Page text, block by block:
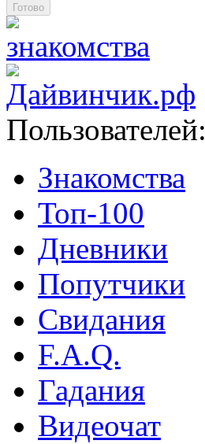
Пользователей:
Знакомства
Топ-100
Дневники
Попутчики
Свидания
F.A.Q.
Гадания
Видеочат